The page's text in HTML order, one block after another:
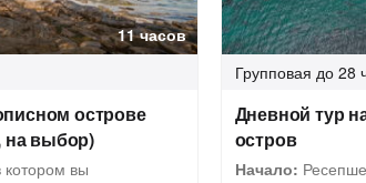
11 часов
острове
на выбор)
котором вы
Групповая до 28
Дневной тур
остров
Начало: